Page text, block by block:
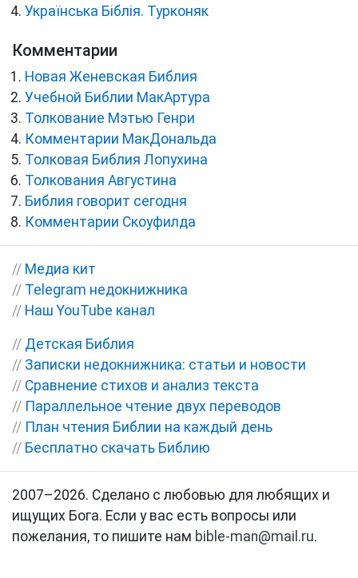
Українська Біблія. Турконяк
Комментарии
Новая Женевская Библия
Учебной Библии МакАртура
Толкование Мэтью Генри
Комментарии МакДональда
Толковая Библия Лопухина
Толкования Августина
Библия говорит сегодня
Комментарии Скоуфилда
// Медиа кит
// Telegram недокнижника
// Наш YouTube канал
// Детская Библия
// Записки недокнижника: статьи и новости
// Сравнение стихов и анализ текста
// Параллельное чтение двух переводов
// План чтения Библии на каждый день
// Бесплатно скачать Библию
2007–2026. Сделано с любовью для любящих и
ищущих Бога. Если у вас есть вопросы или
пожелания, то пишите нам bible-man@mail.ru.